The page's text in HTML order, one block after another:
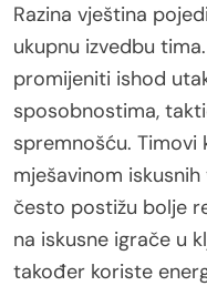
Razina vještina
ukupnu izvedbu
promijeniti ishod
sposobnostima,
spremnošću. Timovi
mješavinom
često postižu bolje
na iskusne igrače u
također koriste